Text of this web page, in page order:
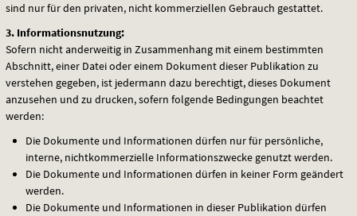
sind nur für den privaten, nicht kommerziellen Gebrauch gestattet.
3. Informationsnutzung:
Sofern nicht anderweitig in Zusammenhang mit einem bestimmten
Abschnitt, einer Datei oder einem Dokument dieser Publikation zu
verstehen gegeben, ist jedermann dazu berechtigt, dieses Dokument
anzusehen und zu drucken, sofern folgende Bedingungen beachtet
werden:
Die Dokumente und Informationen dürfen nur für persönliche,
interne, nichtkommerzielle Informationszwecke genutzt werden.
Die Dokumente und Informationen dürfen in keiner Form geändert
werden.
Die Dokumente und Informationen in dieser Publikation dürfen